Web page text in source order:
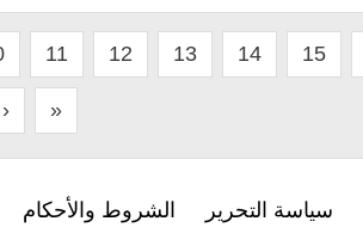
11 12 13 14 15
› »
سياسة التحرير الشروط والأحكام